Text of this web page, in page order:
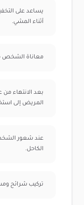
يساعد على
أثناء المشي.
معاناة الشخص
بعد الانتهاء من
المريض إلى
عند شعور
الكاحل.
تركيب شرائح